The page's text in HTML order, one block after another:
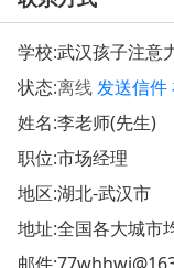
学校:武汉孩子注意
状态:离线发送信件
姓名:李老师(先生)
职位:市场经理
地区:湖北-武汉市
地址:全国各大城市